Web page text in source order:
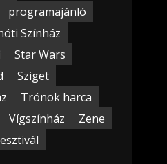
programajánló
Színház
Star Wars
Sziget
Trónok harca
Vígszínház
Zene